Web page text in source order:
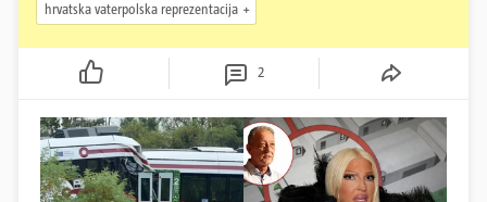
hrvatska vaterpolska reprezentacija
2